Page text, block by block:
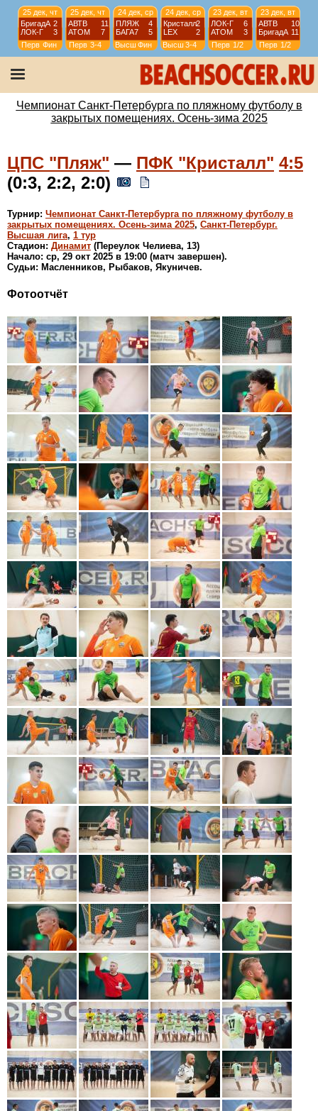
25 дек, чт
БригадА 2
ЛОК-Г
3
Перв Фин
25 дек, чт
АВТВ
11
АТОМ
7
Перв 3-4
24 дек, ср
ПЛЯЖ
4
БАГА7
5
Высш Фин
24 дек, ср
Кристалл2
LEX
2
Высш 3-4
23 дек, вт
ЛОК-Г
6
АТОМ
3
Перв 1/2
23 дек, вт
АВТВ
10
БригадА 11
Перв 1/2
22 дек, пн
9
2
19 дек, пт
ЗВЗ-R
3
WЛОКО
4
19 дек, пт
МРКР
2
СКМФ
0
Чемпионат Санкт-Петербурга по пляжному футболу в
закрытых помещениях. Осень-зима 2025
ЦПС "Пляж" — ПФК "Кристалл" 4:5
(0:3, 2:2, 2:0)
Турнир: Чемпионат Санкт-Петербурга по пляжному футболу в
закрытых помещениях. Осень-зима 2025, Санкт-Петербург.
Высшая лига, 1 тур
Стадион: Динамит (Переулок Челиева, 13)
Начало: ср, 29 окт 2025 в 19:00 (матч завершен).
Судьи: Масленников, Рыбаков, Якуничев.
Фотоотчёт